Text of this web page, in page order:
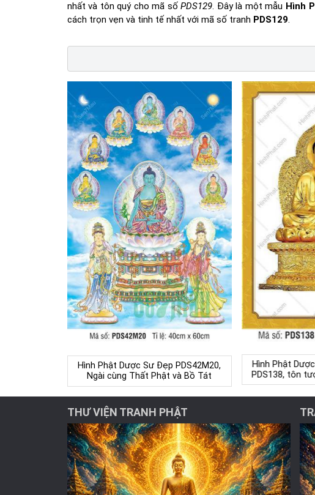
nhất và tôn quý cho mã sốPDS129. Đây là một mẫu Hình
cách trọn vẹn và tinh tế nhất với mã số tranh PDS129.
Hình Phật Dược Sư Đẹp PDS42M20,
Ngài cùng Thất Phật và Bồ Tát
Hình Phật
PDS138, tôn
THƯ VIỆN TRANH PHẬT